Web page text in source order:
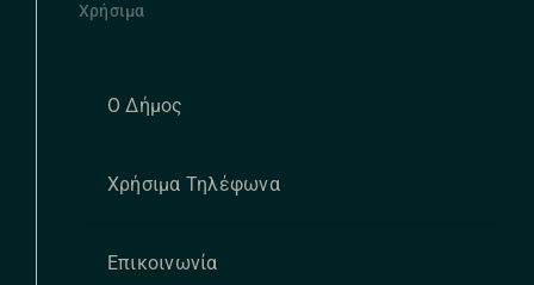
Χρήσιμα
Ο Δήμος
Χρήσιμα Τηλέφωνα
Επικοινωνία